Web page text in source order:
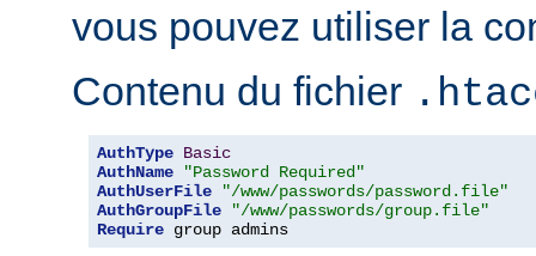
vous pouvez utiliser la
Contenu du fichier
AuthType Basic
AuthName
"Password Required"
AuthUserFile
"/www/passwords/password.file"
AuthGroupFile
"/www/passwords/group.file"
Require group admins